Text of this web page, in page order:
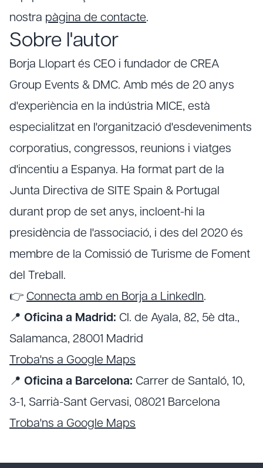
nostra pàgina de contacte.
Sobre l'autor
Borja Llopart és CEO i fundador de CREA
Group Events & DMC. Amb més de 20 anys
d'experiència en la indústria MICE, està
especialitzat en l'organització d'esdeveniments
corporatius, congressos, reunions i viatges
d'incentiu a Espanya. Ha format part de la
Junta Directiva de SITE Spain & Portugal
durant prop de set anys, incloent-hi la
presidència de l'associació, i des del 2020 és
membre de la Comissió de Turisme de Foment
del Treball.
👉 Connecta amb en Borja a LinkedIn.
📍 Oficina a Madrid: Cl. de Ayala, 82, 5è dta.,
Salamanca, 28001 Madrid
Troba'ns a Google Maps
📍 Oficina a Barcelona: Carrer de Santaló, 10,
3-1, Sarrià-Sant Gervasi, 08021 Barcelona
Troba'ns a Google Maps